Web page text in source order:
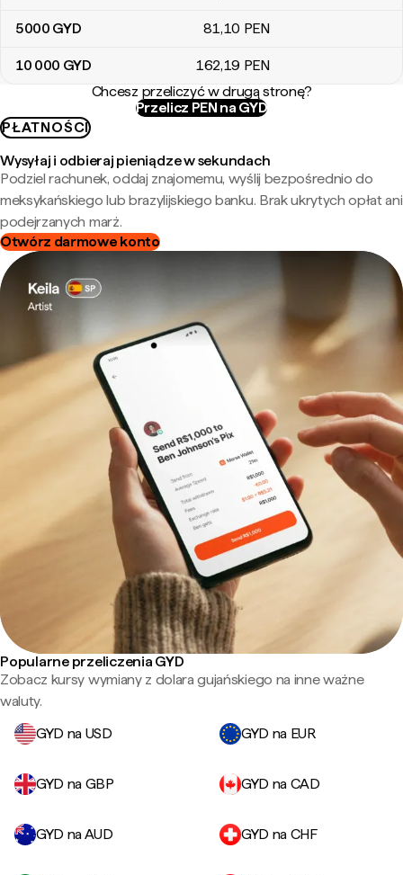
5000 GYD 81,10 PEN
10 000 GYD 162,19 PEN
Chcesz przeliczyć w drugą stronę?
Przelicz PEN na GYD
PŁATNOŚCI
Wysyłaj i odbieraj pieniądze w sekundach
Podziel rachunek, oddaj znajomemu, wyślij bezpośrednio do
meksykańskiego lub brazylijskiego banku. Brak ukrytych opłat ani
podejrzanych marż.
Otwórz darmowe konto
Popularne przeliczenia GYD
Zobacz kursy wymiany z dolara gujańskiego na inne ważne
waluty.
GYD na USD
GYD na EUR
GYD na GBP GYD na CAD
GYD na AUD GYD na CHF